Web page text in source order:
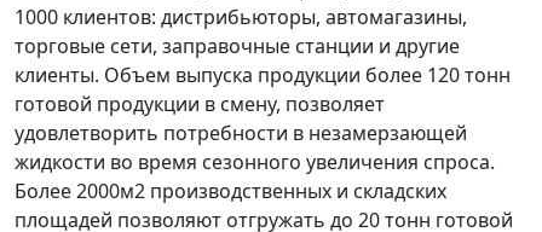
1000 клиентов: дистрибьюторы, автомагазины,
торговые сети, заправочные станции и другие
клиенты. Объем выпуска продукции более 120 тонн
готовой продукции в смену, позволяет
удовлетворить потребности в незамерзающей
жидкости во время сезонного увеличения спроса.
Более 2000м2 производственных и складских
площадей позволяют отгружать до 20 тонн готовой